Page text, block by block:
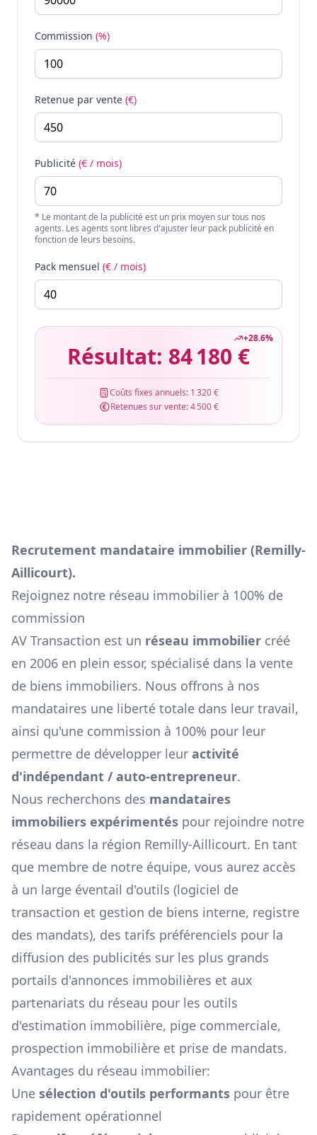
Commission (%)
Retenue par vente (€)
Publicité (€ / mois)
* Le montant de la publicité est un prix moyen sur tous nos
agents. Les agents sont libres d'ajuster leur pack publicité en
fonction de leurs besoins.
Pack mensuel (€ / mois)
+28.6%
Résultat: 84 180 €
Coûts fixes annuels: 1 320 €
Retenues sur vente:4 500 €
Recrutement mandataire immobilier (Remilly-
Aillicourt).
Rejoignez notre réseau immobilier à 100% de
commission
AV Transaction est un réseau immobilier créé
en 2006 en plein essor, spécialisé dans la vente
de biens immobiliers. Nous offrons à nos
mandataires une liberté totale dans leur travail,
ainsi qu'une commission à 100% pour leur
permettre de développer leur activité
d'indépendant / auto-entrepreneur.
Nous recherchons des mandataires
immobiliers expérimentés pour rejoindre notre
réseau dans la région Remilly-Aillicourt. En tant
que membre de notre équipe, vous aurez accès
à un large éventail d'outils (logiciel de
transaction et gestion de biens interne, registre
des mandats), des tarifs préférenciels pour la
diffusion des publicités sur les plus grands
portails d'annonces immobilières et aux
partenariats du réseau pour les outils
d'estimation immobilière, pige commerciale,
prospection immobilière et prise de mandats.
Avantages du réseau immobilier:
Une sélection d'outils performants pour être
rapidement opérationnel